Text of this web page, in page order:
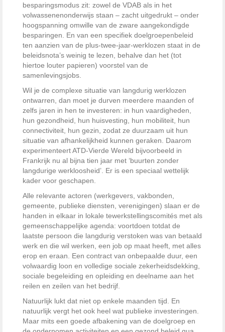
besparingsmodus zit: zowel de VDAB als in het
volwassenenonderwijs staan – zacht uitgedrukt – onder
hoogspanning omwille van de zware aangekondigde
besparingen. En van een specifiek doelgroepenbeleid
ten aanzien van de plus-twee-jaar-werklozen staat in de
beleidsnota’s weinig te lezen, behalve dan het (tot
hiertoe louter papieren) voorstel van de
samenlevingsjobs.
Wil je de complexe situatie van langdurig werklozen
ontwarren, dan moet je durven meerdere maanden of
zelfs jaren in hen te investeren: in hun vaardigheden,
hun gezondheid, hun huisvesting, hun mobiliteit, hun
connectiviteit, hun gezin, zodat ze duurzaam uit hun
situatie van afhankelijkheid kunnen geraken. Daarom
experimenteert ATD-Vierde Wereld bijvoorbeeld in
Frankrijk nu al bijna tien jaar met ‘buurten zonder
langdurige werkloosheid’. Er is een speciaal wettelijk
kader voor geschapen.
Alle relevante actoren (werkgevers, vakbonden,
gemeente, publieke diensten, verenigingen) slaan er de
handen in elkaar in lokale tewerkstellingscomités met als
gemeenschappelijke agenda: voortdoen totdat de
laatste persoon die langdurig verstoken was van betaald
werk en die wil werken, een job op maat heeft, met alles
erop en eraan. Een contract van onbepaalde duur, een
volwaardig loon en volledige sociale zekerheidsdekking,
sociale begeleiding en opleiding en deelname aan het
reilen en zeilen van het bedrijf.
Natuurlijk lukt dat niet op enkele maanden tijd. En
natuurlijk vergt het ook heel wat publieke investeringen.
Maar mits een goede afbakening van de doelgroep en